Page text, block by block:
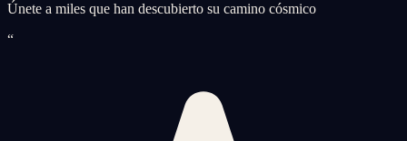
Únete a miles que han descubierto su camino cósmico
“